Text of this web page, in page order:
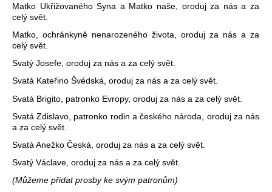
Matko Ukřižovaného Syna a Matko naše, oroduj za nás a za
celý svět.
Matko, ochránkyně nenarozeného života, oroduj za nás a za
celý svět.
Svatý Josefe, oroduj za nás a za celý svět.
Svatá Kateřino Švédská, oroduj za nás a za celý svět.
Svatá Brigito, patronko Evropy, oroduj za nás a za celý svět.
Svatá Zdislavo, patronko rodin a českého národa, oroduj za nás
a za celý svět.
Svatá Anežko Česká, oroduj za nás a za celý svět.
Svatý Václave, oroduj za nás a za celý svět.
(Můžeme přidat prosby ke svým patronům)